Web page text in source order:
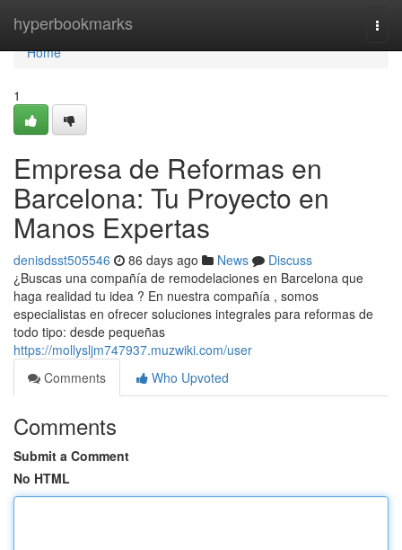
hyperbookmarks
Home
Home
1
Empresa de Reformas en
Barcelona: Tu Proyecto en
Manos Expertas
denisdsst505546 86 days ago News
Discuss
¿Buscas una compañía de remodelaciones en Barcelona que
haga realidad tu idea ? En nuestra compañía , somos
especialistas en ofrecer soluciones integrales para reformas de
todo tipo: desde pequeñas
https://mollysljm747937.muzwiki.com/user
Comments
Who Upvoted
Comments
Submit a Comment
No HTML